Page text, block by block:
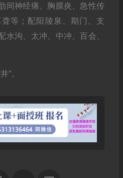
间神经痛、胸膜炎、急性传
等；配阳陵泉、期门、支
水沟、太冲、中冲、百会、
”。